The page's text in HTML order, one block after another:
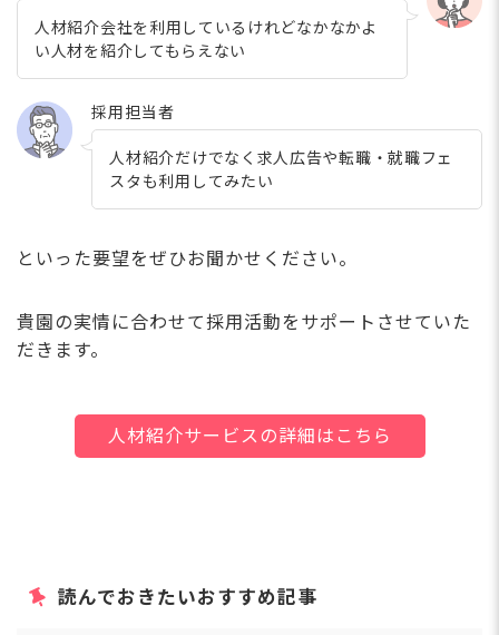
人材紹介会社を利用しているけれどなかなかよ
い人材を紹介してもらえない
採用担当者
人材紹介だけでなく求人広告や転職・就職フェ
スタも利用してみたい
といった要望をぜひお聞かせください。
貴園の実情に合わせて採用活動をサポートさせていた
だきます。
人材紹介サービスの詳細はこちら
読んでおきたいおすすめ記事